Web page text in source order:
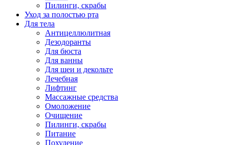
Пилинги, скрабы
Уход за полостью рта
Для тела
Антицеллюлитная
Дезодоранты
Для бюста
Для ванны
Для шеи и декольте
Лечебная
Лифтинг
Массажные средства
Омоложение
Очищение
Пилинги, скрабы
Питание
Похудение